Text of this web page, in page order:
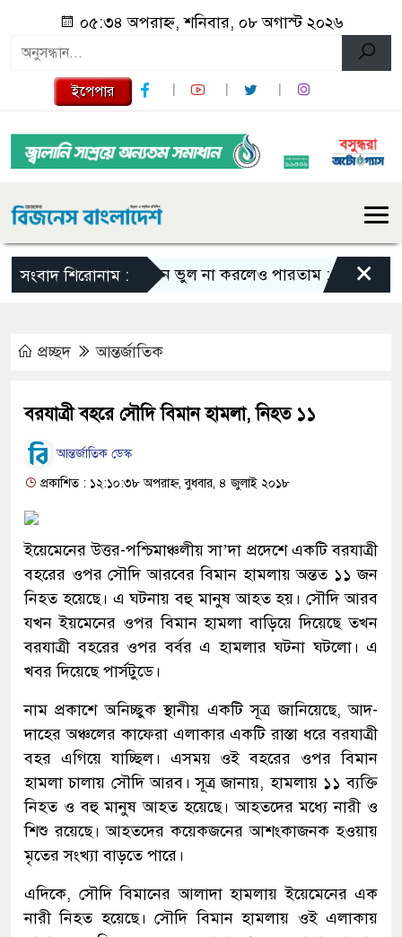
০৫:৩৪ অপরাহ্ন, শনিবার, ০৮ অগাস্ট ২০২৬
ইপেপার
সংবাদ শিরোনাম :এমন ভুল না করলেও পারতাম : শাকিব খান
×
প্রচ্ছদ আন্তর্জাতিক
বরযাত্রী বহরে সৌদি বিমান হামলা, নিহত ১১
আন্তর্জাতিক ডেস্ক
প্রকাশিত : ১২:১০:৩৮ অপরাহ্ন, বুধবার, ৪ জুলাই ২০১৮
ইয়েমেনের উত্তর-পশ্চিমাঞ্চলীয় সা’দা প্রদেশে একটি বরযাত্রী
বহরের ওপর সৌদি আরবের বিমান হামলায় অন্তত ১১ জন
নিহত হয়েছে। এ ঘটনায় বহু মানুষ আহত হয়। সৌদি আরব
যখন ইয়মেনের ওপর বিমান হামলা বাড়িয়ে দিয়েছে তখন
বরযাত্রী বহরের ওপর বর্বর এ হামলার ঘটনা ঘটলো। এ
খবর দিয়েছে পার্সটুডে।
নাম প্রকাশে অনিচ্ছুক স্থানীয় একটি সূত্র জানিয়েছে, আদ-
দাহের অঞ্চলের কাফেরা এলাকার একটি রাস্তা ধরে বরযাত্রী
বহর এগিয়ে যাচ্ছিল। এসময় ওই বহরের ওপর বিমান
হামলা চালায় সৌদি আরব। সূত্র জানায়, হামলায় ১১ ব্যক্তি
নিহত ও বহু মানুষ আহত হয়েছে। আহতদের মধ্যে নারী ও
শিশু রয়েছে। আহতদের কয়েকজনের আশংকাজনক হওয়ায়
মৃতের সংখ্যা বাড়তে পারে।
এদিকে, সৌদি বিমানের আলাদা হামলায় ইয়েমেনের এক
নারী নিহত হয়েছে। সৌদি বিমান হামলায় ওই এলাকায়